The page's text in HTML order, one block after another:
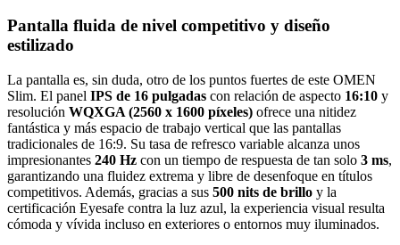
Pantalla fluida de nivel competitivo y diseño
estilizado
La pantalla es, sin duda, otro de los puntos fuertes de este OMEN
Slim. El panel IPS de 16 pulgadas con relación de aspecto 16:10 y
resolución WQXGA (2560 x 1600 píxeles) ofrece una nitidez
fantástica y más espacio de trabajo vertical que las pantallas
tradicionales de 16:9. Su tasa de refresco variable alcanza unos
impresionantes 240 Hz con un tiempo de respuesta de tan solo 3 ms,
garantizando una fluidez extrema y libre de desenfoque en títulos
competitivos. Además, gracias a sus 500 nits de brillo y la
certificación Eyesafe contra la luz azul, la experiencia visual resulta
cómoda y vívida incluso en exteriores o entornos muy iluminados.